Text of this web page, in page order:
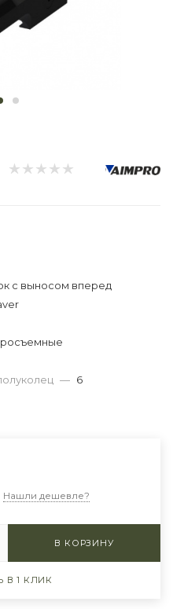
с выносом вперед
— 6
Нашли дешевле?
В КОРЗИНУ
В 1 КЛИК